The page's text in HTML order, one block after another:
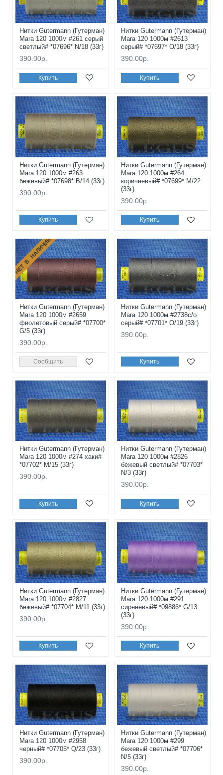
Нитки Gutermann (Гутерман)
Mara 120 1000м #261 серый
светлый# *07696* N/18 (33г)
390.00р.
Купить
Нитки Gutermann (Гутерман)
Mara 120 1000м #2613
серый# *07697* O/18 (33г)
390.00р.
Купить
Нитки Gutermann (Гутерман)
Mara 120 1000м #263
бежевый# *07698* B/14 (33г)
390.00р.
Купить
Нитки Gutermann (Гутерман)
Mara 120 1000м #264
коричневый# *07699* M/22
(33г)
390.00р.
Купить
НЕТ В НАЛИЧИИ
Нитки Gutermann (Гутерман)
Mara 120 1000м #2659
фиолетовый серый# *07700*
G/5 (33г)
390.00р.
Сообщить
Нитки Gutermann (Гутерман)
Mara 120 1000м #2738с/о
серый# *07701* O/19 (33г)
390.00р.
Купить
Нитки Gutermann (Гутерман)
Mara 120 1000м #274 хаки#
*07702* M/15 (33г)
390.00р.
Купить
Нитки Gutermann (Гутерман)
Mara 120 1000м #2826
бежевый светлый# *07703*
N/3 (33г)
390.00р.
Купить
Нитки Gutermann (Гутерман)
Mara 120 1000м #2827
бежевый# *07704* M/11 (33г)
390.00р.
Купить
Нитки Gutermann (Гутерман)
Mara 120 1000м #291
сиреневый# *09886* G/13
(33г)
390.00р.
Купить
Нитки Gutermann (Гутерман)
Mara 120 1000м #2958
черный# *07705* Q/23 (33г)
390.00р.
Нитки Gutermann (Гутерман)
Mara 120 1000м #299
бежевый светлый# *07706*
N/5 (33г)
390.00р.